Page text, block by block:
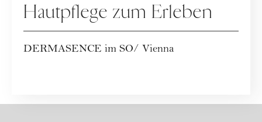
Hautpflege zum Erleben
DERMASENCE im SO/ Vienna